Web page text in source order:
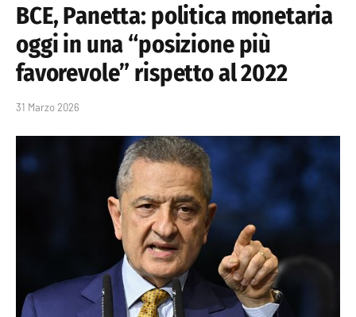
BCE, Panetta: politica monetaria
oggi in una “posizione più
favorevole” rispetto al 2022
31 Marzo 2026